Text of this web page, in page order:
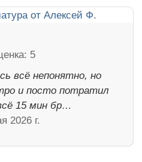
всё непонятно, но
и посто потратил
15 мин бр…
2026 г.